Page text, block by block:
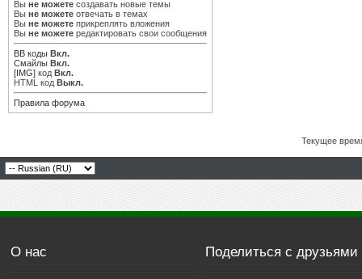
Вы не можете создавать новые темы
Вы не можете отвечать в темах
Вы не можете прикреплять вложения
Вы не можете редактировать свои сообщения
BB коды Вкл.
Смайлы Вкл.
[IMG] код Вкл.
HTML код Выкл.
Правила форума
Текущее
О нас Поделиться с друзьями